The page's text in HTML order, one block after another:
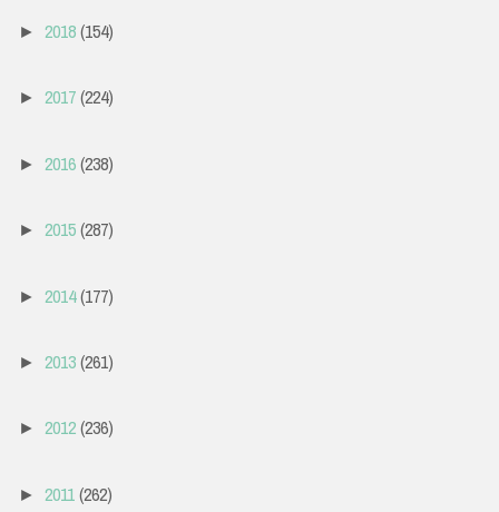
► 2018(154)
► 2017(224)
► 2016(238)
► 2015(287)
► 2014(177)
► 2013(261)
► 2012(236)
► 2011(262)